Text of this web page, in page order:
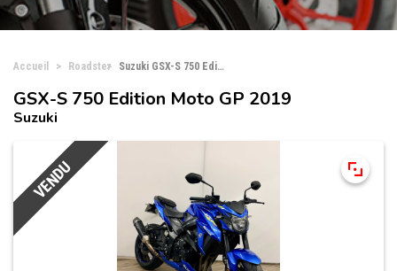
Accueil Roadster Suzuki GSX-S 750 Edition Moto GP
VENDU
GSX-S 750 Edition Moto GP 2019
Suzuki